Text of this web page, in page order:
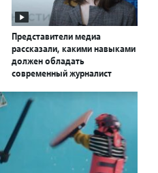
Представители медиа
рассказали, какими навыками
должен обладать
современный журналист